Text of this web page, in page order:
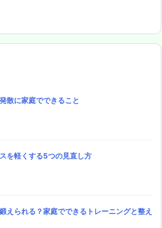
散に家庭でできること
を軽くする5つの見直し方
えられる？家庭でできるトレーニングと整え